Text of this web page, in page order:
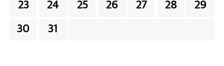
23 24 25 26 27 28 29
30 31